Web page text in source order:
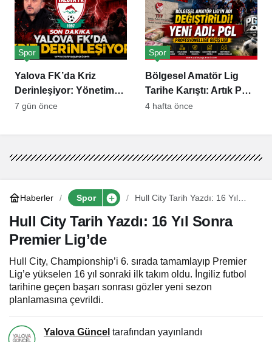
Yalova FK’da Kriz
Derinleşiyor: Yönetim
Değişiklikleri, Maaş
Spor
7 gün önce
Bölgesel Amatör Lig
Tarihe Karıştı: Artık PGL
Var
Spor
4 hafta önce
Haberler Spor
Hull City Tarih Yazdı: 16 Yıl
Hull City Tarih Yazdı: 16 Yıl Sonra
Premier Lig’de
Hull City, Championship’i 6. sırada tamamlayıp Premier
Lig’e yükselen 16 yıl sonraki ilk takım oldu. İngiliz futbol
tarihine geçen başarı sonrası gözler yeni sezon
planlamasına çevrildi.
Yalova Güncel tarafından yayınlandı